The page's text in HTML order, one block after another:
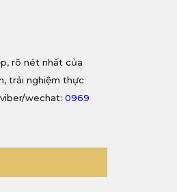
rõ nét nhất của
trải nghiệm thực
wechat: 0969